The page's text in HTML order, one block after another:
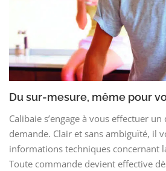
Du sur-mesure, même pour
Calibaie s’engage à vous effectuer
demande. Clair et sans ambiguïté, il
informations techniques concernant
Toute commande devient effective